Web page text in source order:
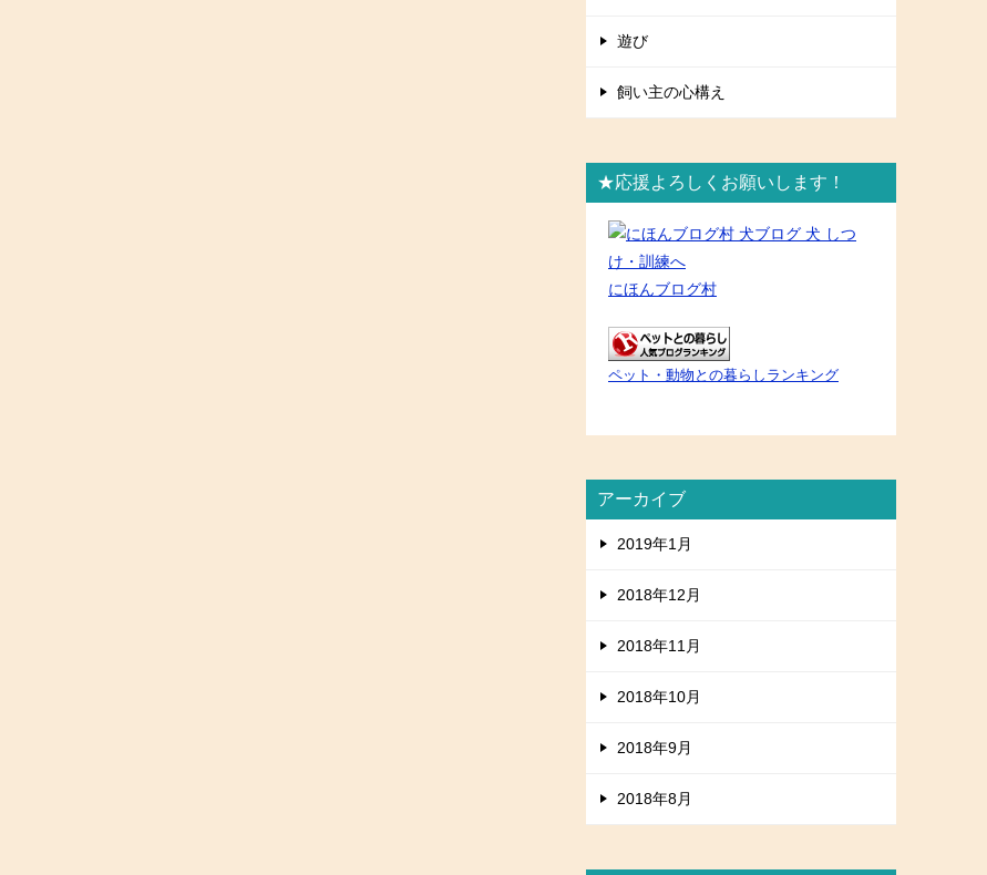
遊び
飼い主の心構え
★応援よろしくお願いします！
にほんブログ村
ペット・動物との暮らしランキング
アーカイブ
2019年1月
2018年12月
2018年11月
2018年10月
2018年9月
2018年8月